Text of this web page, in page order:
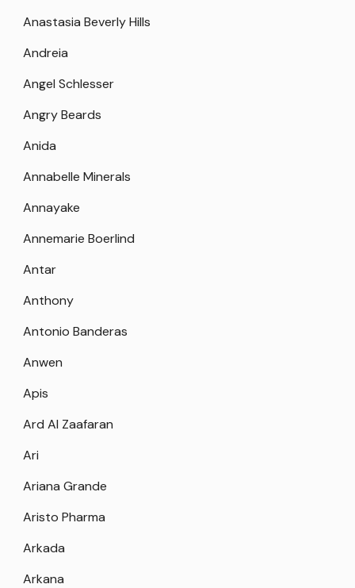
Anastasia Beverly Hills
Andreia
Angel Schlesser
Angry Beards
Anida
Annabelle Minerals
Annayake
Annemarie Boerlind
Antar
Anthony
Antonio Banderas
Anwen
Apis
Ard Al Zaafaran
Ari
Ariana Grande
Aristo Pharma
Arkada
Arkana